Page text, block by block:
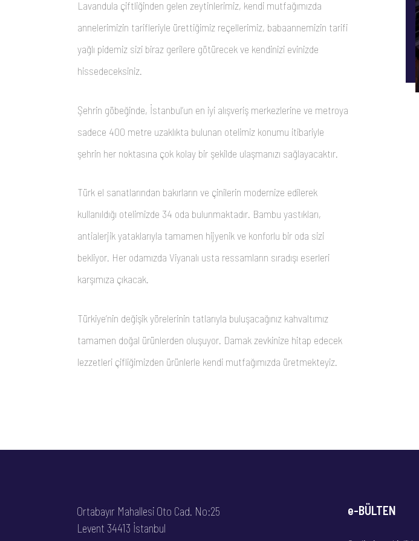
Lavandula çiftliğinden gelen zeytinlerimiz, kendi mutfağımızda
annelerimizin tarifleriyle ürettiğimiz reçellerimiz, babaannemizin tarifi
yağlı pidemiz sizi biraz gerilere götürecek ve kendinizi evinizde
hissedeceksiniz.
Şehrin göbeğinde, İstanbul’un en iyi alışveriş merkezlerine ve metroya
sadece 400 metre uzaklıkta bulunan otelimiz konumu itibariyle
şehrin her noktasına çok kolay bir şekilde ulaşmanızı sağlayacaktır.
Türk el sanatlarından bakırların ve çinilerin modernize edilerek
kullanıldığı otelimizde 34 oda bulunmaktadır. Bambu yastıkları,
antialerjik yataklarıyla tamamen hijyenik ve konforlu bir oda sizi
bekliyor. Her odamızda Viyanalı usta ressamların sıradışı eserleri
karşımıza çıkacak.
Türkiye’nin değişik yörelerinin tatlarıyla buluşacağınız kahvaltımız
tamamen doğal ürünlerden oluşuyor. Damak zevkinize hitap edecek
lezzetleri çifliğimizden ürünlerle kendi mutfağımızda üretmekteyiz.
Ortabayır Mahallesi Oto Cad. No:25
Levent 34413 İstanbul
e-BÜLTEN